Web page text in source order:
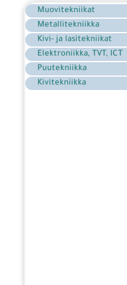
Muovitekniikat
Metallitekniikka
Kivi- ja lasitekniikat
Elektroniikka, TVT, ICT
Puutekniikka
Kivitekniikka